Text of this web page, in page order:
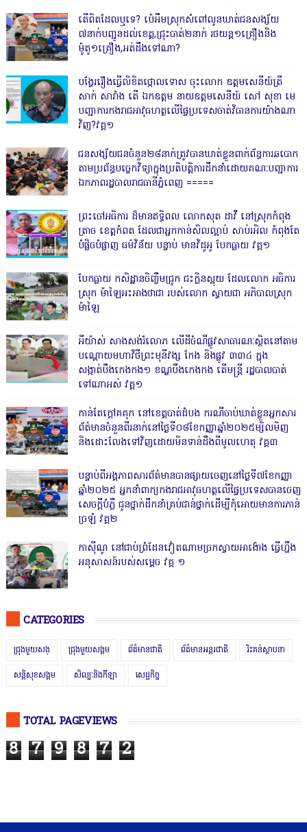
តើពិតដែលឬទេ? ប៉េអឹមស្រុកសំពៅលូនឃាត់ជនសង្ស័យ
៧នាក់បញ្ជូនដល់ខេត្ត,ជ្រុះបាត់២នាក់ រថយន្ត១គ្រឿងនិង
ម៉ូតូ១គ្រឿង,អត់ដឹងទៅណា?
បង្វែររឿងធ្វើលិខិតថ្កោលទោស ចុះលោក ឧត្តមសេនីយ៍ត្រី
សាក់ សារាំង តើ ឯកឧត្តម នាយឧត្តមសេនីយ៍ សៅ សុខា មេ
បញ្ជាការកងរាជអាវុធហត្ថលើផ្ទៃប្រទេសចាត់វិធានការយ៉ាងណា
វិញ?វគ្គ១
ជនសង្ស័យជនចំនួន២៨នាក់ត្រូវបានឃាត់ខ្លួនពាក់ព័ន្ធការឆបោក
តាមប្រព័ន្ធបច្ចេកវិទ្យាក្នុងប្រតិបត្តិការដឹកនាំដោយគណៈបញ្ជាការ
ឯកភាពរដ្ឋបាលរាជធានីភ្នំពេញ ‎=====
ព្រះចៅអធិការ ដ៏មានឥទ្ធិពល លោកសុត ដាវី នៅស្រុកកំពុង
ត្រាច ខេត្តកំពត ដែលជាអ្នកកាន់សិលល្អាប់ សាប់រអិល កំពុងតែ
បំផ្លិចបំផ្លាញ ធម៌វិន័យ បន្ទាប់ មានវិដូអូ បែកធ្លាយ វគ្គ១
បែកធ្លាយ កសិដ្ឋានចិញ្ចឹមជ្រូក ជះក្លិនស្អុយ ដែលលោក អធិការ
ស្រុក ម៉ាឡៃអះអាងថាជា របស់លោក ស្វាយជា អភិបាលស្រុក
ម៉ាឡៃ
អីយ៉ាស់ សាងសង់រំលោភ លើដីចំណីផ្លូវសាធារណៈស្ថិតនៅតាម
បណ្ដោយមហាវិថីព្រះមុនីវង្ស កែង និងផ្លូវ ៣៣៤ ក្នុង
សង្កាត់បឹងកេងកង១ ខណ្ឌបឹងកេងកង តើមន្ត្រី រដ្ឋបាលបាត់
ទៅណាអស់ វគ្គ១
កាន់តែក្តៅគគុក នៅខេត្តបាត់ដំបង ករណីចាប់ឃាត់ខ្លួនអ្នកសារ
ព័ត៌មានចំនួនពីរនាក់នៅថ្ងៃទី០៨ខែកញ្ញាឆ្នាំ២០២៥ម្សិលមិញ
និងដោះលែងទៅវិញដោយមិនទាន់ដឹងពីមូលហេតុ វគ្គ៣
បន្ទាប់ពីអង្គភាពសារព័ត៌មានបានផ្សាយចេញនៅថ្ងៃទី៧ខែកញ្ញា
ឆ្នាំ២០២៥ អ្នកនាំពាក្យកងរាជអាវុធហត្ថលើផ្ទៃប្រទេសបានចេញ
សេចក្តីបំភ្លឺ ជូនថ្នាក់ដឹកនាំគ្រប់ជាន់ថ្នាក់ដើម្បីកុំអោយមានការភាន់
ច្រឡំ វគ្គ២
កាសុីណូ នៅជាប់ព្រំដែនវៀតណាមច្រកស្វាយអាង៉ោង ធ្វើហ្នឹង
អនុសាសន៍របស់សម្ដេច វគ្គ ១
CATEGORIES
ជ្រុងមួយសង្ ជ្រុងមួយសង្គម ព័ត៌មានជាតិ ព័ត៌មានអន្តរជាតិ រិះគន់ស្ថាបនា
សន្តិសុខសង្គម សិល្បៈនិងកីឡា សេដ្ឋកិច្ច
TOTAL PAGEVIEWS
8 7 9 8 7 2